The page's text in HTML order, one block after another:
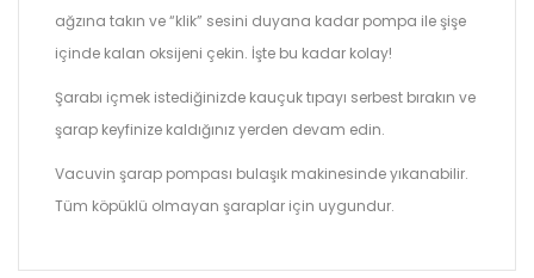
ağzına takın ve “klik” sesini duyana kadar pompa ile şişe
içinde kalan oksijeni çekin. İşte bu kadar kolay!
Şarabı içmek istediğinizde kauçuk tıpayı serbest bırakın ve
şarap keyfinize kaldığınız yerden devam edin.
Vacuvin şarap pompası bulaşık makinesinde yıkanabilir.
Tüm köpüklü olmayan şaraplar için uygundur.